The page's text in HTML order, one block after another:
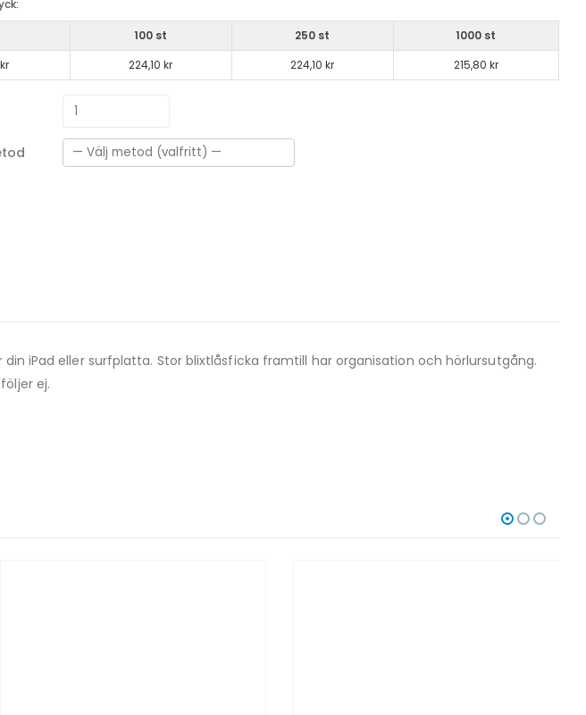
100 st 250 st 1000 st
224,10 kr 224,10 kr 215,80 kr
iPad eller surfplatta. Stor blixtlåsficka framtill har organisation och hörlursutgång.
ej.